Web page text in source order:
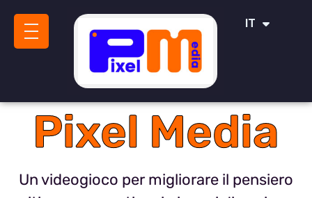
IT
SR
Pixel Media
Un videogioco per migliorare il pensiero